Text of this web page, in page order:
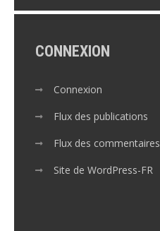
CONNEXION
Connexion
Flux des publications
Flux des commentaires
Site de WordPress-FR